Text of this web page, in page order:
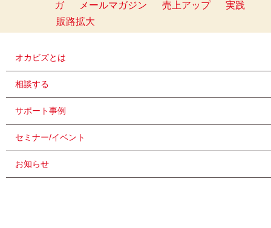
ガ
メールマガジン 売上アップ
実践
販路拡大
オカビズとは
相談する
サポート事例
セミナー/イベント
お知らせ